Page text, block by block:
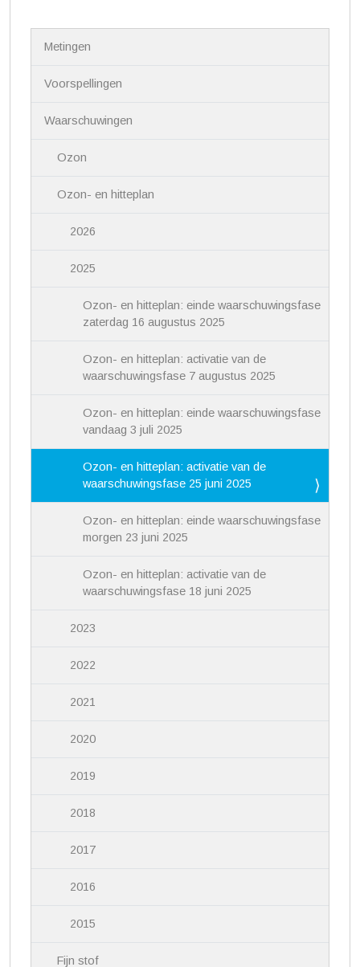
Metingen
Voorspellingen
Waarschuwingen
Ozon
Ozon- en hitteplan
2026
2025
Ozon- en hitteplan: einde waarschuwingsfase
zaterdag 16 augustus 2025
Ozon- en hitteplan: activatie van de
waarschuwingsfase 7 augustus 2025
Ozon- en hitteplan: einde waarschuwingsfase
vandaag 3 juli 2025
Ozon- en hitteplan: activatie van de
waarschuwingsfase 25 juni 2025
Ozon- en hitteplan: einde waarschuwingsfase
morgen 23 juni 2025
Ozon- en hitteplan: activatie van de
waarschuwingsfase 18 juni 2025
2023
2022
2021
2020
2019
2018
2017
2016
2015
Fijn stof